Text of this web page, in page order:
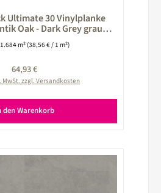
Ultimate 30 Vinylplanke
Oak - Dark Grey grau
260025002
1.684 m² (38,56 € / 1 m²)
Regulärer Preis:
64,93 €
MwSt. zzgl. Versandkosten
den Warenkorb